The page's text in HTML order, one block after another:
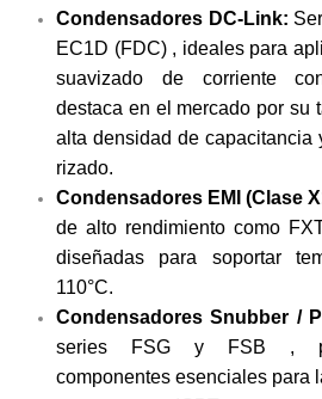
Condensadores DC-Link:
EC1D (FDC) , ideales para
suavizado de corriente
destaca en el mercado por su
alta densidad de capacitancia
rizado.
Condensadores EMI (Clase
de alto rendimiento como
diseñadas para soportar
110°C.
Condensadores Snubber /
series FSG y FSB ,
componentes esenciales para